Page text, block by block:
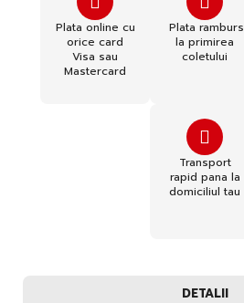
Plata online cu
orice card
Visa sau
Mastercard
Plata ramburs
la primirea
coletului
Transport
rapid pana la
domiciliul tau
DETALII